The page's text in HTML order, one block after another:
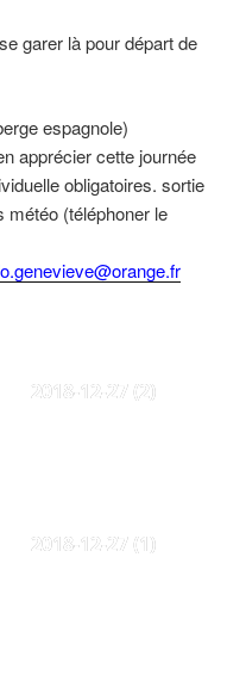
garer là pour départ de
espagnole)
apprécier cette journée
obligatoires. sortie
météo (téléphoner le
2018-12-27 (2)
2018-12-27 (1)